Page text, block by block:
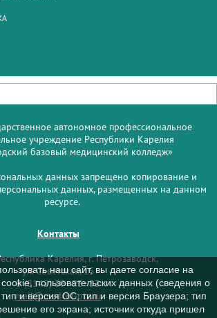
автономное профессиональное
учреждение Республики Карелия
базовый медицинский колледж»
данных запрещено копирование и
данных, размещенных на данном
ресурсе.
Контакты
Карелия, г. Петрозаводск,
ул. Советская, 15
8 (8142) 59–93–33
mail@medcol-ptz.ru
наш сайт, вы даете согласие на
пользовательских данных (сведения о
и версия ОС; тип и версия Браузера; тип
его экрана; источник откуда пришел